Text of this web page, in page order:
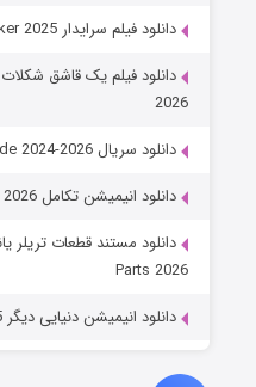
دانلود فیلم سرایدار The Caretaker 2025
2026
دانلود سریال One Hundred Years of Solitude 2024-2026
دانلود انیمیشن تکامل Evolution 2026
Parts 2026
دانلود انیمیشن دنیایی دیگر Another World 2025